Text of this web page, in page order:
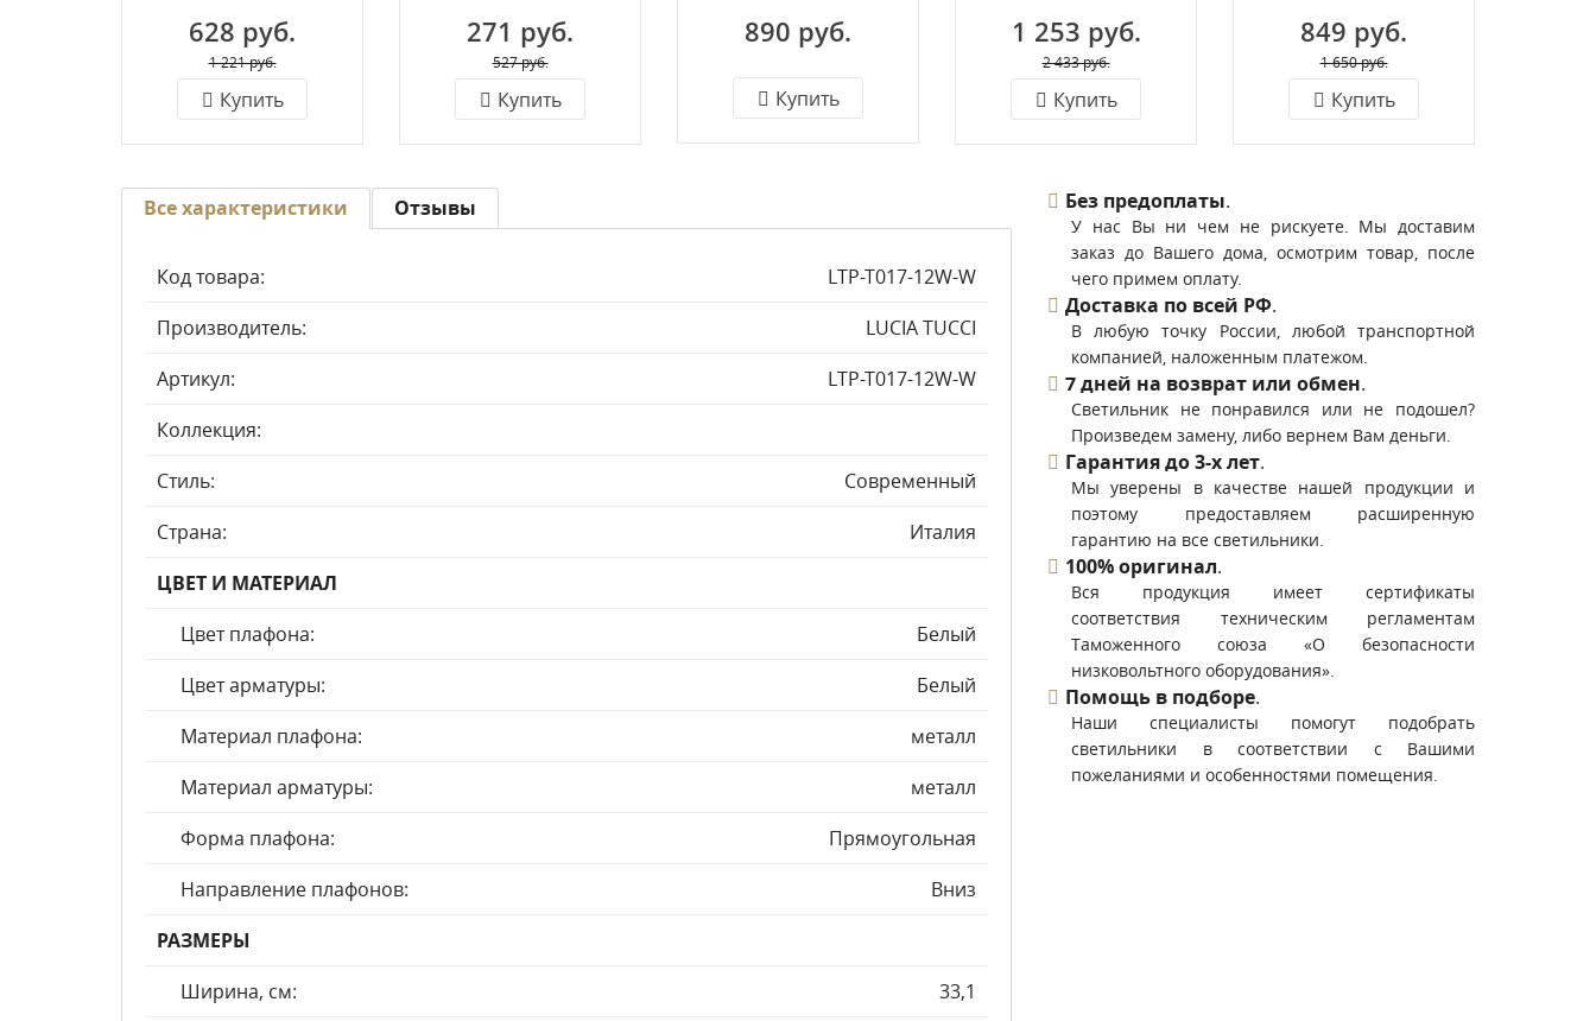
628 руб.
1 221 руб.
Купить
271 руб.
527 руб.
Купить
890 руб.
Купить
1 253 руб.
2 433 руб.
Купить
849 руб.
1 650 руб.
Купить
Все характеристики
Код товара:
LTP-T017-12W-W
Производитель:
LUCIA TUCCI
Артикул:
LTP-T017-12W-W
Коллекция:
Стиль:
Современный
Страна:
Италия
ЦВЕТ И МАТЕРИАЛ
Цвет плафона:
Белый
Цвет арматуры:
Белый
Материал плафона:
металл
Материал арматуры:
металл
Форма плафона:
Прямоугольная
Направление плафонов:
Вниз
РАЗМЕРЫ
Ширина, см:
33,1
Отзывы Без предоплаты.
У нас Вы ни чем не рискуете. Мы доставим
заказ до Вашего дома, осмотрим товар, после
чего примем оплату.
Доставка по всей РФ.
В любую точку России, любой транспортной
компанией, наложенным платежом.
7 дней на возврат или обмен.
Светильник не понравился или не подошел?
Произведем замену, либо вернем Вам деньги.
Гарантия до 3-х лет.
Мы уверены в качестве нашей продукции и
поэтому предоставляем расширенную
гарантию на все светильники.
100% оригинал.
Вся продукция имеет сертификаты
соответствия техническим регламентам
Таможенного союза «О безопасности
низковольтного оборудования».
Помощь в подборе.
Наши специалисты помогут подобрать
светильники в соответствии с Вашими
пожеланиями и особенностями помещения.